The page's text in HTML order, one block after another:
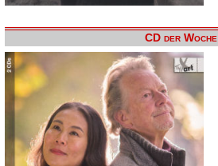
CD der Woche